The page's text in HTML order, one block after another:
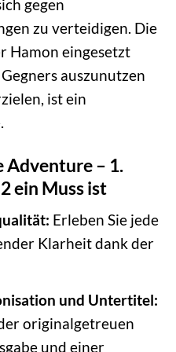
gegen
zu verteidigen. Die
Hamon eingesetzt
auszunutzen
ist ein
Adventure – 1.
ein Muss ist
Erleben Sie jede
Klarheit dank der
und Untertitel:
originalgetreuen
und einer